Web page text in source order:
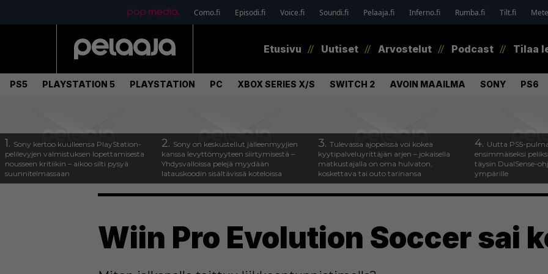
Como.fi Episodi.fi Voice.fi Soundi.fi Pelaaja.fi Inferno.fi Rumba.fi Tilt.fi
Etusivu Uutiset Arvostelut Podcast Tilaa
PS5 PLAYSTATION 5 PLAYSTATION PC XBOX SERIES X/S SWITCH 2 AVOIN MAAILMA SONY PS6
1. Sony kertoo kuulleensa PlayStation-
pelilevyjen valmistuksen lopettamisesta
nousseen kritiikin – aikoo silti pysyä
suunnitelmassaan
2. Sony on keskustellut jälleenmyyjien
kanssa levyttömyyteen siirtymisestä –
Yhdysvalloissa pelejä myydään
latauskoodin sisältävissä koteloissa
3. Tulevassa ajopelissä voi kokea
kyytipalveluyrittäjän arjen – jokaisella
matkustajalla on oma hulvaton,
koskettava tai outo tarinansa
4. Uutta PS5-
ensimmäiseksi
täysin DualSense-
ympärille
Wiin Pro Evolution Soccer sai